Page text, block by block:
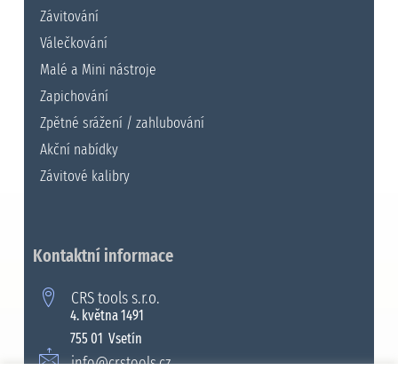
Závitování
Válečkování
Malé a Mini nástroje
Zapichování
Zpětné srážení / zahlubování
Akční nabídky
Závitové kalibry
Kontaktní informace
CRS tools s.r.o.
4. května 1491
755 01 Vsetín
info@crstools.cz